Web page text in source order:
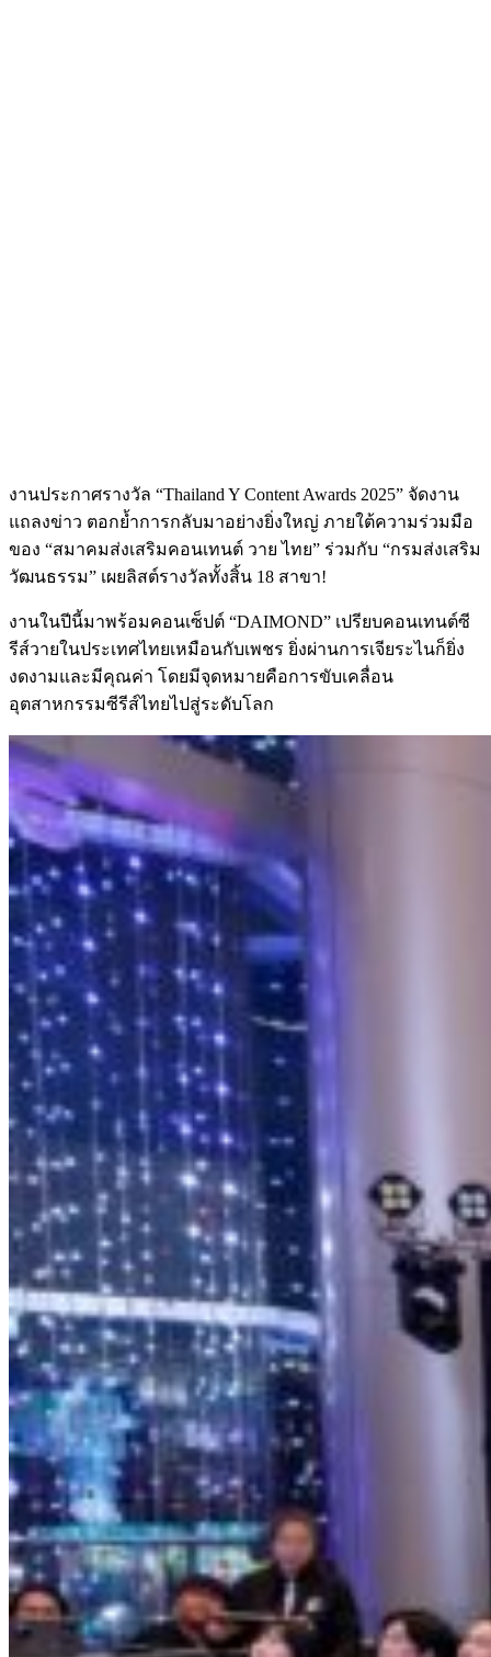
งานประกาศรางวัล “Thailand Y Content Awards 2025” จัดงาน
แถลงข่าว ตอกย้ำการกลับมาอย่างยิ่งใหญ่ ภายใต้ความร่วมมือ
ของ “สมาคมส่งเสริมคอนเทนต์ วาย ไทย” ร่วมกับ “กรมส่งเสริม
วัฒนธรรม” เผยลิสต์รางวัลทั้งสิ้น 18 สาขา!
งานในปีนี้มาพร้อมคอนเซ็ปต์ “DAIMOND” เปรียบคอนเทนต์ซี
รีส์วายในประเทศไทยเหมือนกับเพชร ยิ่งผ่านการเจียระไนก็ยิ่ง
งดงามและมีคุณค่า โดยมีจุดหมายคือการขับเคลื่อน
อุตสาหกรรมซีรีส์ไทยไปสู่ระดับโลก